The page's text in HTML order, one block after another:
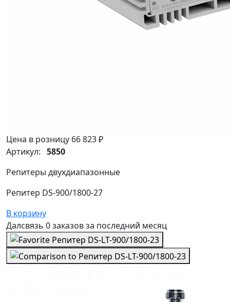
Цена в розницу 66 823 ₽
Артикул: 5850
Репитеры двухдиапазонные
Репитер DS-900/1800-27
В корзину
Далсвязь 0 заказовза последний месяц